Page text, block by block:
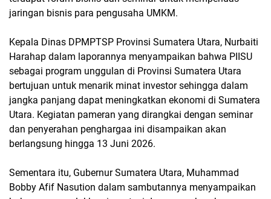
jaringan bisnis para pengusaha UMKM.
Kepala Dinas DPMPTSP Provinsi Sumatera Utara, Nurbaiti
Harahap dalam laporannya menyampaikan bahwa PIISU
sebagai program unggulan di Provinsi Sumatera Utara
bertujuan untuk menarik minat investor sehingga dalam
jangka panjang dapat meningkatkan ekonomi di Sumatera
Utara. Kegiatan pameran yang dirangkai dengan seminar
dan penyerahan penghargaa ini disampaikan akan
berlangsung hingga 13 Juni 2026.
Sementara itu, Gubernur Sumatera Utara, Muhammad
Bobby Afif Nasution dalam sambutannya menyampaikan